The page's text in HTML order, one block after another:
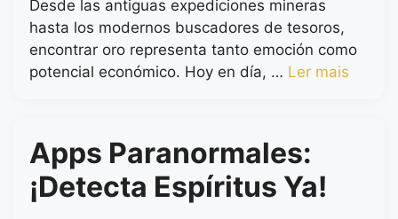
Desde las antiguas expediciones mineras
hasta los modernos buscadores de tesoros,
encontrar oro representa tanto emoción como
potencial económico. Hoy en día, … Ler mais
Apps Paranormales:
¡Detecta Espíritus Ya!